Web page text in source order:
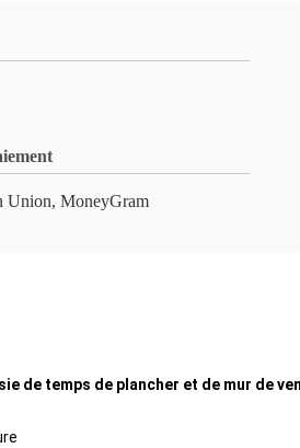
Union, MoneyGram
temps de plancher et de mur de